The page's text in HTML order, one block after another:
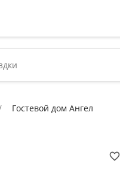
Гостевой дом Ангел